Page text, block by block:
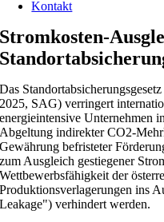
Kontakt
Stromkosten-
Das
2025, SAG) verringert
energieintensive Unternehmen
Abgeltung indirekter CO2-
Gewährung befristeter
zum Ausgleich gestiegener
Wettbewerbsfähigkeit der
Produktionsverlagerungen ins
Leakage") verhindert werden.